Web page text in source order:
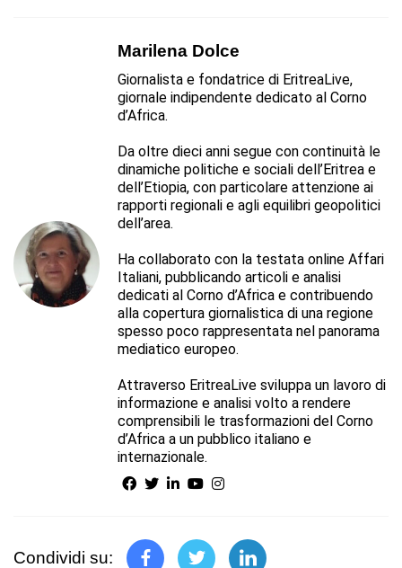
Marilena Dolce
Giornalista e fondatrice di EritreaLive,
giornale indipendente dedicato al Corno
d’Africa.
Da oltre dieci anni segue con continuità le
dinamiche politiche e sociali dell’Eritrea e
dell’Etiopia, con particolare attenzione ai
rapporti regionali e agli equilibri geopolitici
dell’area.
Ha collaborato con la testata online Affari
Italiani, pubblicando articoli e analisi
dedicati al Corno d’Africa e contribuendo
alla copertura giornalistica di una regione
spesso poco rappresentata nel panorama
mediatico europeo.
Attraverso EritreaLive sviluppa un lavoro di
informazione e analisi volto a rendere
comprensibili le trasformazioni del Corno
d’Africa a un pubblico italiano e
internazionale.
Condividi su: